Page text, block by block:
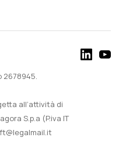
2678945.
all’attività di
S.p.a (P.iva IT